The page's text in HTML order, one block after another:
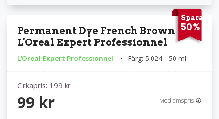
Spara
50%
Permanent Dye French Brown
L'Oreal Expert Professionnel
L'Oreal Expert Professionnel Färg: 5.024 - 50 ml
Cirkapris: 199 kr
Medlemspris
99 kr